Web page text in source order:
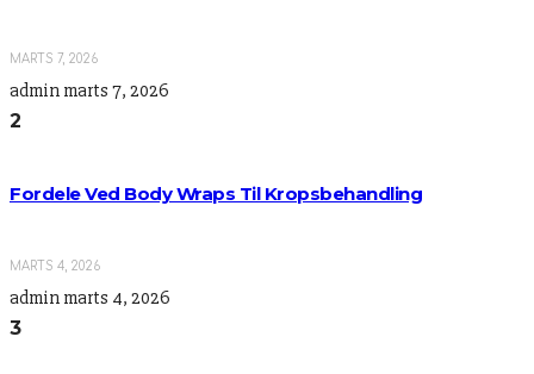
MARTS 7, 2026
admin marts 7, 2026
2
Fordele Ved Body Wraps Til Kropsbehandling
MARTS 4, 2026
admin marts 4, 2026
3